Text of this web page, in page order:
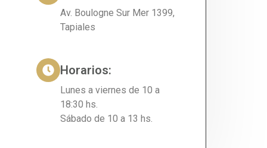
Av. Boulogne Sur Mer 1399,
Tapiales
Horarios:
Lunes a viernes de 10 a
18:30 hs.
Sábado de 10 a 13 hs.